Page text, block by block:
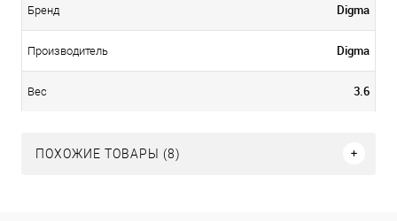
Бренд Digma
Производитель Digma
Вес 3.6
ПОХОЖИЕ ТОВАРЫ (8)